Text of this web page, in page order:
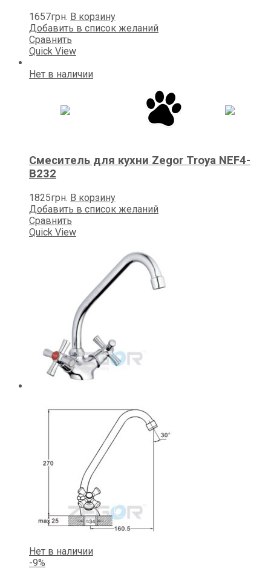
1657грн. В корзину
Добавить в список желаний
Сравнить
Quick View
Нет в наличии
Смеситель для кухни Zegor Trоya NEF4-
B232
1825грн. В корзину
Добавить в список желаний
Сравнить
Quick View
Нет в наличии
-9%